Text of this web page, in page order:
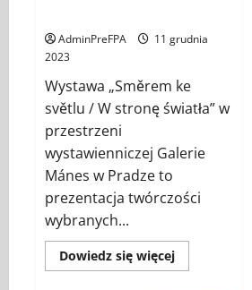
AdminPreFPA
11 grudnia
2023
Wystawa „Směrem ke
světlu / W stronę światła” w
przestrzeni
wystawienniczej Galerie
Mánes w Pradze to
prezentacja twórczości
wybranych...
Dowiedz się więcejDowiedz
się